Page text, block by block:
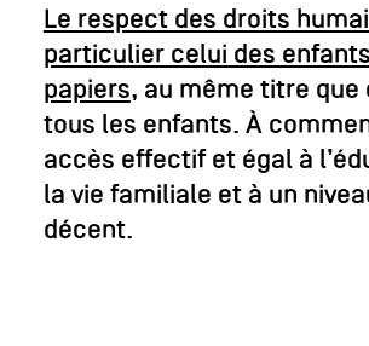
Le respect des droits
particulier celui des
papiers, au même titre que
tous les enfants. À
accès effectif et égal à
la vie familiale et à un
décent.